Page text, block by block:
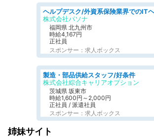
株式会社パソナ
福岡県 北九州市
時給4,167円
正社員
スポンサー：求人ボックス
製造・部品供給スタッフ/好条件
株式会社綜合キャリアオプション
茨城県 坂東市
時給1,600円～2,000円
正社員 / 派遣社員
スポンサー：求人ボックス
姉妹サイト